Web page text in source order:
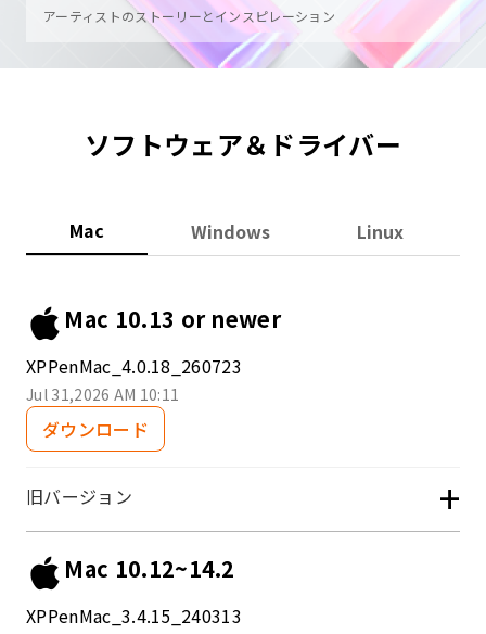
アーティストのストーリーとインスピレーション
月1〜2通、スパムはなし
メールはリクエストした内容の送信にのみ使用されます
ソフトウェア＆ドライバー
Mac Windows Linux
Mac 10.13 or newer
XPPenMac_4.0.18_260723
Jul 31,2026 AM 10:11
ダウンロード
旧バージョン +
Mac 10.12~14.2
XPPenMac_3.4.15_240313